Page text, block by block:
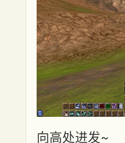
向高处进发~